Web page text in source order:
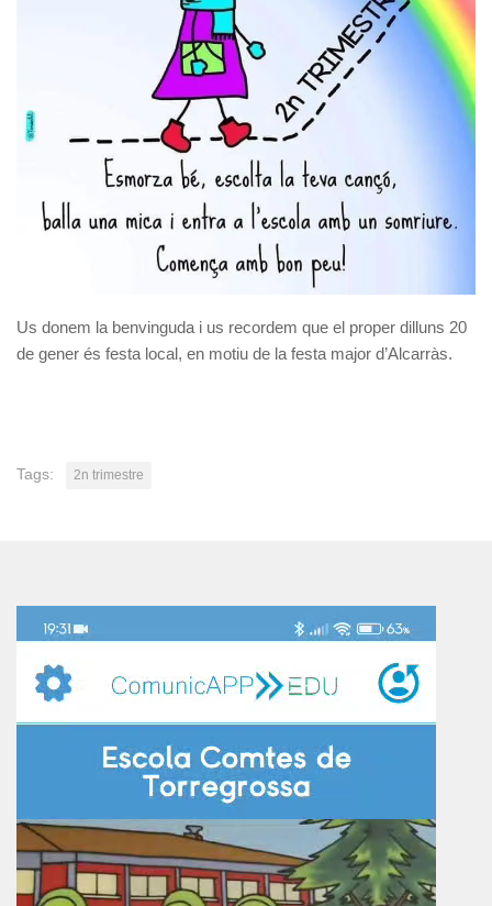
Us donem la benvinguda i us recordem que el proper dilluns 20
de gener és festa local, en motiu de la festa major d’Alcarràs.
Tags: 2n trimestre
de
vídeo